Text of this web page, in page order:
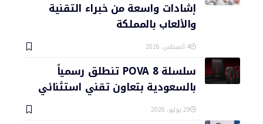
إشادات واسعة من خبراء التقنية
والألعاب بالمملكة
4 أغسطس، 2026
سلسلة POVA 8 تنطلق رسمياً
بالسعودية بتعاون تقني استثنائي
29 يوليو، 2026